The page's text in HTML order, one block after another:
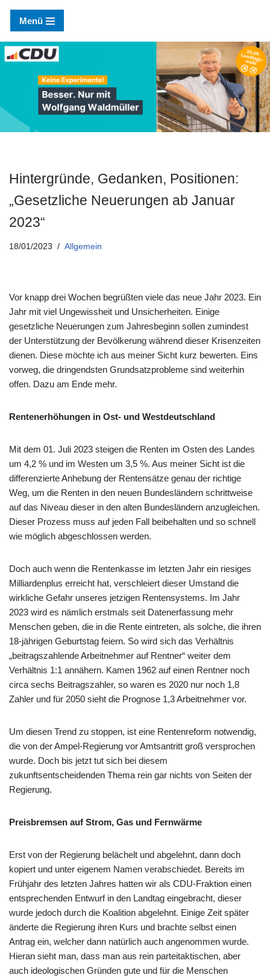
Zum
Inhalt
springen
Menü
Hintergründe, Gedanken, Positionen:
„Gesetzliche Neuerungen ab Januar
2023“
18/01/2023 Allgemein
Vor knapp drei Wochen begrüßten viele das neue Jahr 2023. Ein
Jahr mit viel Ungewissheit und Unsicherheiten. Einige
gesetzliche Neuerungen zum Jahresbeginn sollen zumindest
der Unterstützung der Bevölkerung während dieser Krisenzeiten
dienen. Diese möchte ich aus meiner Sicht kurz bewerten. Eins
vorweg, die dringendsten Grundsatzprobleme sind weiterhin
offen. Dazu am Ende mehr.
Rentenerhöhungen in Ost- und Westdeutschland
Mit dem 01. Juli 2023 steigen die Renten im Osten des Landes
um 4,2 % und im Westen um 3,5 %. Aus meiner Sicht ist die
differenzierte Anhebung der Rentensätze genau der richtige
Weg, um die Renten in den neuen Bundesländern schrittweise
auf das Niveau dieser in den alten Bundesländern anzugleichen.
Dieser Prozess muss auf jeden Fall beibehalten und so schnell
wie möglich abgeschlossen werden.
Doch auch wenn die Rentenkasse im letzten Jahr ein riesiges
Milliardenplus erreicht hat, verschleiert dieser Umstand die
wirkliche Gefahr unseres jetzigen Rentensystems. Im Jahr
2023 wird es nämlich erstmals seit Datenerfassung mehr
Menschen geben, die in die Rente eintreten, als solche, die ihren
18-jährigen Geburtstag feiern. So wird sich das Verhältnis
„beitragszahlende Arbeitnehmer auf Rentner“ weiter dem
Verhältnis 1:1 annähern. Kamen 1962 auf einen Rentner noch
circa sechs Beitragszahler, so waren es 2020 nur noch 1,8
Zahler und für 2050 sieht die Prognose 1,3 Arbeitnehmer vor.
Um diesen Trend zu stoppen, ist eine Rentenreform notwendig,
die von der Ampel-Regierung vor Amtsantritt groß versprochen
wurde. Doch bis jetzt tut sich bei diesem
zukunftsentscheidenden Thema rein gar nichts von Seiten der
Regierung.
Preisbremsen auf Strom, Gas und Fernwärme
Erst von der Regierung belächelt und abgelehnt, dann doch
kopiert und unter eigenem Namen verabschiedet. Bereits im
Frühjahr des letzten Jahres hatten wir als CDU-Fraktion einen
entsprechenden Entwurf in den Landtag eingebracht, dieser
wurde jedoch durch die Koalition abgelehnt. Einige Zeit später
änderte die Regierung ihren Kurs und brachte selbst einen
Antrag ein, welcher dann natürlich auch angenommen wurde.
Hieran sieht man, dass man aus rein parteitaktischen, aber
auch ideologischen Gründen gute und für die Menschen